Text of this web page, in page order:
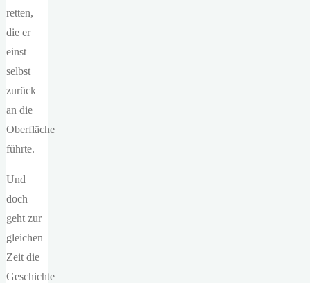
retten,
die er
einst
selbst
zurück
an die
Oberfläche
führte.
Und
doch
geht zur
gleichen
Zeit die
Geschichte